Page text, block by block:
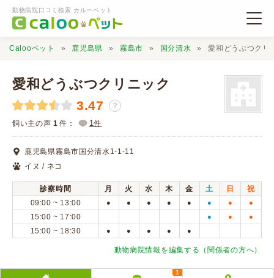
動物病院口コミ検索 カルーペット
動物病院検索
口コミ検索
Calooペットとは？
口コミ投稿
Calooペット 鹿児島県 霧島市 国分清水 愛和どうぶつクリ
愛和どうぶつクリニック
3.47 ？
飼い主の声 1 件： 1件
鹿児島県霧島市国分清水1-1-11
イヌ / ネコ
診察時間 月 火 水 木 金 土 日
祝
09:00 ~ 13:00
● ● ● ● ● ● ● ●
15:00 ~ 17:00 ● ● ●
15:00 ~ 18:30 ● ● ● ● ●
動物病院情報を編集する（関係者の方へ）
1